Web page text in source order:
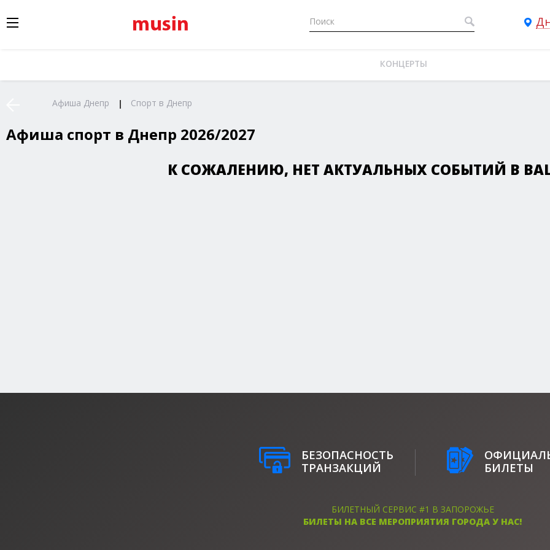
КОНЦЕРТЫ
Афиша Днепр Спорт в Днепр
Афиша спорт в Днепр 2026/2027
К СОЖАЛЕНИЮ, НЕТ АКТУАЛЬНЫХ СОБЫТИЙ В
БЕЗОПАСНОСТЬ
ТРАНЗАКЦИЙ
БИЛЕТЫ
БИЛЕТНЫЙ СЕРВИС #1 В ЗАПОРОЖЬЕ
БИЛЕТЫ НА ВСЕ МЕРОПРИЯТИЯ ГОРОДА У НАС!